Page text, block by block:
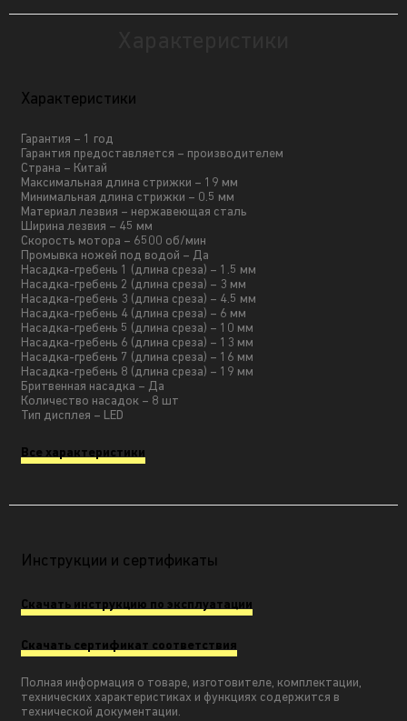
Характеристики
Гарантия – 1 год
Гарантия предоставляется – производителем
Страна – Китай
Максимальная длина стрижки – 19 мм
Минимальная длина стрижки – 0.5 мм
Материал лезвия – нержавеющая сталь
Ширина лезвия – 45 мм
Скорость мотора – 6500 об/мин
Промывка ножей под водой – Да
Насадка-гребень 1 (длина среза) – 1.5 мм
Насадка-гребень 2 (длина среза) – 3 мм
Насадка-гребень 3 (длина среза) – 4.5 мм
Насадка-гребень 4 (длина среза) – 6 мм
Насадка-гребень 5 (длина среза) – 10 мм
Насадка-гребень 6 (длина среза) – 13 мм
Насадка-гребень 7 (длина среза) – 16 мм
Насадка-гребень 8 (длина среза) – 19 мм
Бритвенная насадка – Да
Количество насадок – 8 шт
Тип дисплея – LED
Все характеристики
Инструкции и сертификаты
Скачать инструкцию по эксплуатации
Скачать сертификат соответствия
Полная информация о товаре, изготовителе, комплектации,
технических характеристиках и функциях содержится в
технической документации.